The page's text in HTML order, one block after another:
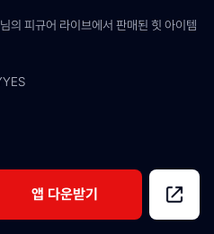
의 피규어 라이브에서 판매된 힛 아이템
앱 다운받기